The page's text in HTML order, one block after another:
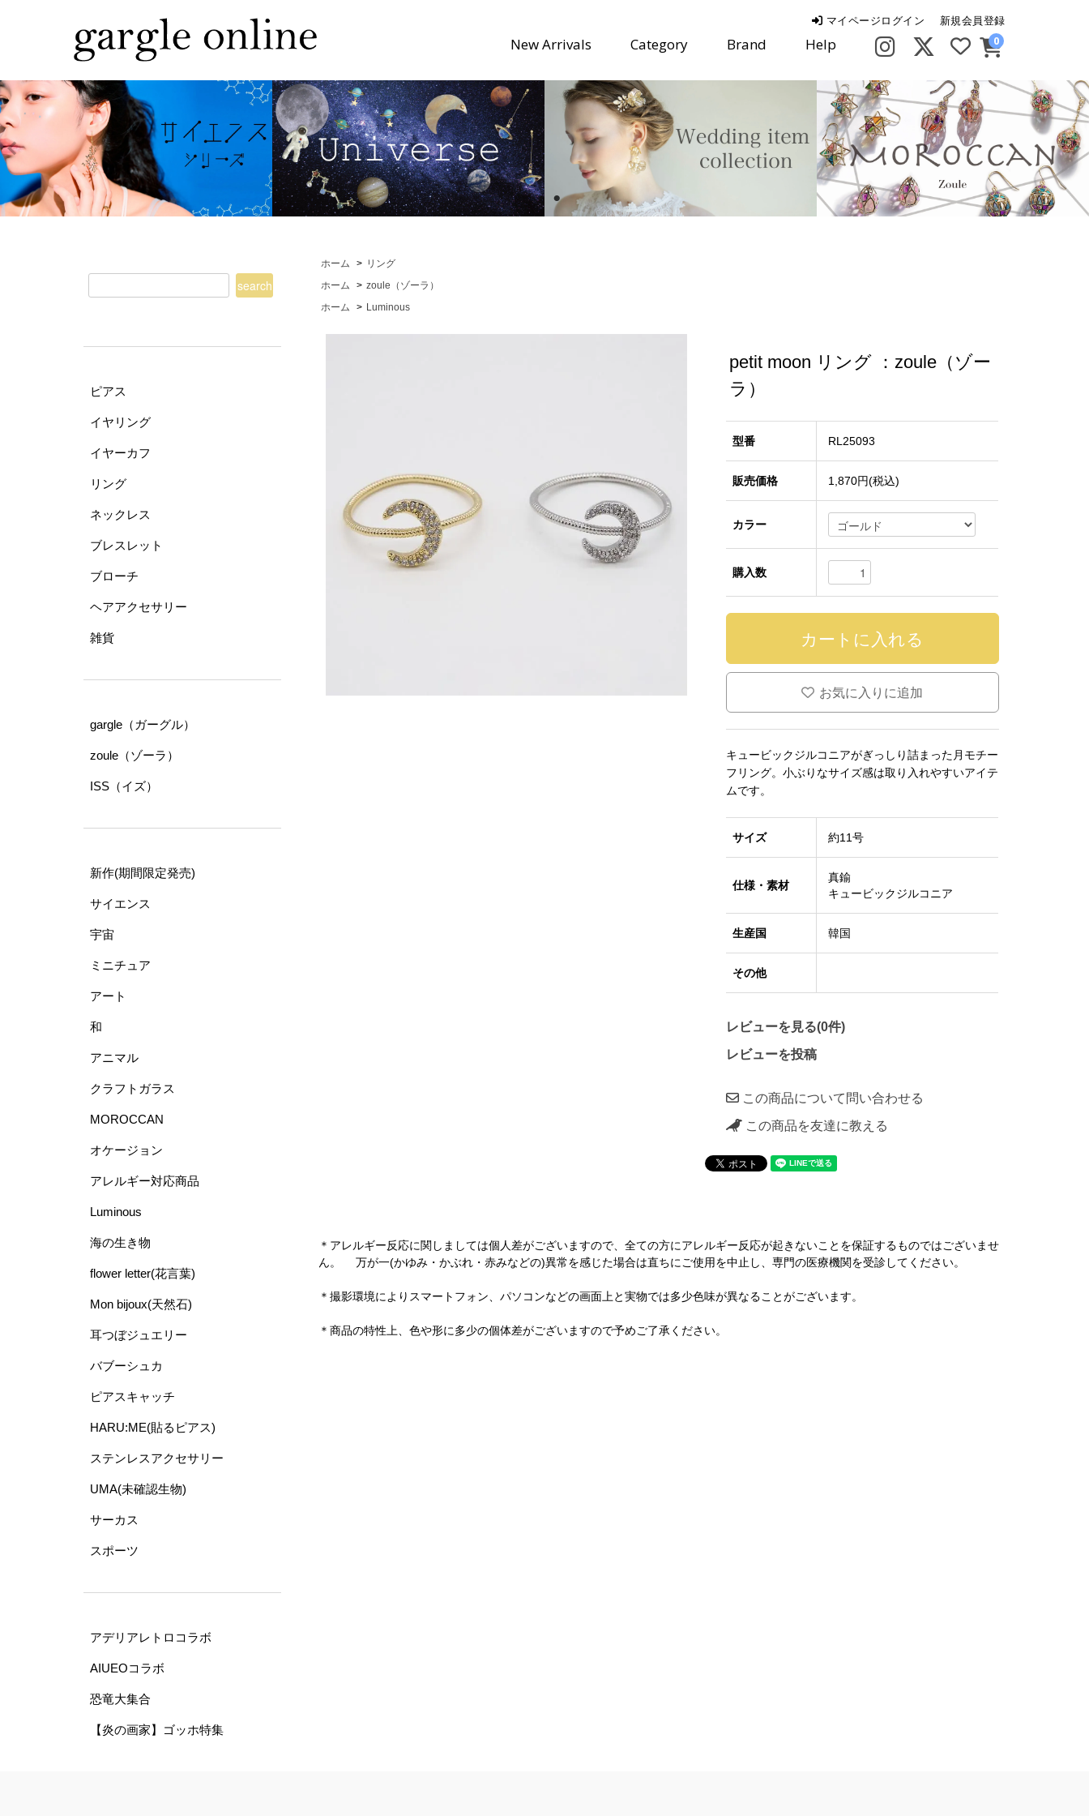
マイページログイン 新規会員登録
New Arrivals Category Brand Help 0
ホーム > リング
ホーム
> zoule（ゾーラ）
ホーム
> Luminous
petit moon リング ：zoule（ゾー
ラ）
型番 RL25093
販売価格 1,870円(税込)
カラー
購入数
お気に入りに追加
キュービックジルコニアがぎっしり詰まった月モチー
フリング。小ぶりなサイズ感は取り入れやすいアイテ
ムです。
サイズ 約11号
仕様・素材
真鍮
キュービックジルコニア
生産国 韓国
その他
レビューを見る(0件)
レビューを投稿
この商品について問い合わせる
この商品を友達に教える
＊アレルギー反応に関しましては個人差がございますので、全ての方にアレルギー反応が起きないことを保証するものではございませ
ん。 万が一(かゆみ・かぶれ・赤みなどの)異常を感じた場合は直ちにご使用を中止し、専門の医療機関を受診してください。
＊撮影環境によりスマートフォン、パソコンなどの画面上と実物では多少色味が異なることがございます。
＊商品の特性上、色や形に多少の個体差がございますので予めご了承ください。
ピアス
イヤリング
イヤーカフ
リング
ネックレス
ブレスレット
ブローチ
ヘアアクセサリー
雑貨
gargle（ガーグル）
zoule（ゾーラ）
ISS（イズ）
新作(期間限定発売)
サイエンス
宇宙
ミニチュア
アート
和
アニマル
クラフトガラス
MOROCCAN
オケージョン
アレルギー対応商品
Luminous
海の生き物
flower letter(花言葉)
Mon bijoux(天然石)
耳つぼジュエリー
バブーシュカ
ピアスキャッチ
HARU:ME(貼るピアス)
ステンレスアクセサリー
UMA(未確認生物)
サーカス
スポーツ
アデリアレトロコラボ
AIUEOコラボ
恐竜大集合
【炎の画家】ゴッホ特集